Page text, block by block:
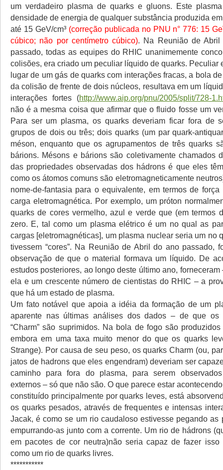
um verdadeiro plasma de quarks e gluons. Este
densidade de energia de qualquer substância produzida
até 15 GeV/cm³(correção publicada no PNU n° 776: 15
cúbico; não por centímetro cúbico). Na Reunião de
passado, todas as equipes do RHIC unanimemente
colisões, era criado um peculiar líquido de quarks. Peculiar
lugar de um gás de quarks com interações fracas, a bola
da colisão de frente de dois núcleos, resultava em um
interações fortes (http://www.aip.org/pnu/2005/split/728-
não é a mesma coisa que afirmar que o fluido fosse um
Para ser um plasma, os quarks deveriam ficar fora de
grupos de dois ou três; dois quarks (um par quark-
méson, enquanto que os agrupamentos de três quarks
bárions. Mésons e bárions são coletivamente chamados
das propriedades observadas dos hádrons é que eles
como os átomos comuns são eletromagneticamente
nome-de-fantasia para o equivalente, em termos de força
carga eletromagnética. Por exemplo, um próton
quarks de cores vermelho, azul e verde que (em termos
zero. E, tal como um plasma elétrico é um no qual as
cargas [eletromagnéticas], um plasma nuclear seria um no
tivessem “cores”. Na Reunião de Abril do ano passado,
observação de que o material formava um líquido. De
estudos posteriores, ao longo deste último ano, forneceram
ela e um crescente número de cientistas do RHIC – a
que há um estado de plasma.
Um fato notável que apoia a idéia da formação de um
aparente nas últimas análises dos dados – de que os
“Charm” são suprimidos. Na bola de fogo são produzidos
embora em uma taxa muito menor do que os quarks
Strange). Por causa de seu peso, os quarks Charm (ou,
jatos de hadrons que eles engendram) deveriam ser
caminho para fora do plasma, para serem
externos – só que não são. O que parece estar
constituído principalmente por quarks leves, está
os quarks pesados, através de frequentes e intensas
Jacak, é como se um rio caudaloso estivesse pegando as
empurrando-as junto com a corrente. Um rio de hádrons
em pacotes de cor neutra)não seria capaz de fazer isso
como um rio de quarks livres.
***********